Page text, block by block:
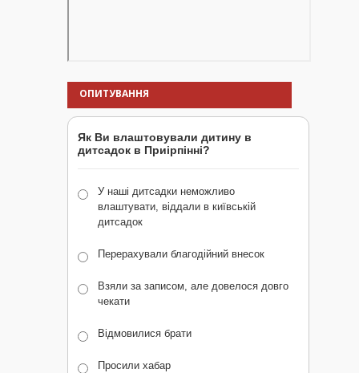
ОПИТУВАННЯ
Як Ви влаштовували дитину в
дитсадок в Приірпінні?
У наші дитсадки неможливо
влаштувати, віддали в київській
дитсадок
Перерахували благодійний внесок
Взяли за записом, але довелося довго
чекати
Відмовилися брати
Просили хабар